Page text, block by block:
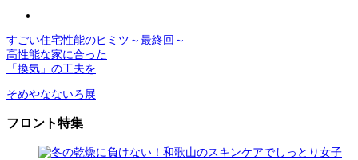
すごい住宅性能のヒミツ～最終回～
高性能な家に合った
「換気」の工夫を
そめやなないろ展
フロント特集